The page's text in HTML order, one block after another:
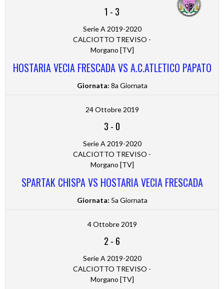
1 - 3
Serie A 2019-2020
CALCIOTTO TREVISO -
Morgano [TV]
HOSTARIA VECIA FRESCADA VS A.C.ATLETICO PAPATO
Giornata: 8a Giornata
24 Ottobre 2019
3 - 0
Serie A 2019-2020
CALCIOTTO TREVISO -
Morgano [TV]
SPARTAK CHISPA VS HOSTARIA VECIA FRESCADA
Giornata: 5a Giornata
4 Ottobre 2019
2 - 6
Serie A 2019-2020
CALCIOTTO TREVISO -
Morgano [TV]